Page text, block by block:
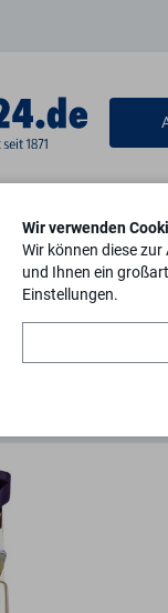
Türbeschläge
Wir verwenden
Wir können diese
und Ihnen ein
Einstellungen.